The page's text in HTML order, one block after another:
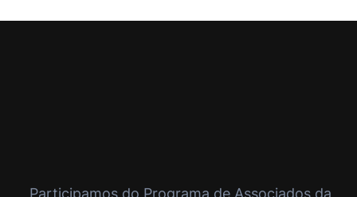
Participamos do Programa de Associados da